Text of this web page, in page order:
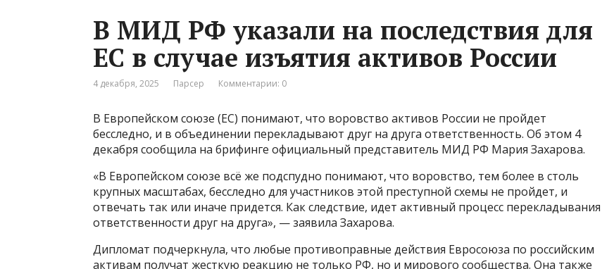
В МИД РФ указали на последствия для
ЕС в случае изъятия активов России
4 декабря, 2025 Парсер Комментарии: 0
В Европейском союзе (ЕС) понимают, что воровство активов России не пройдет
бесследно, и в объединении перекладывают друг на друга ответственность. Об этом 4
декабря сообщила на брифинге официальный представитель МИД РФ Мария Захарова.
«В Европейском союзе всё же подспудно понимают, что воровство, тем более в столь
крупных масштабах, бесследно для участников этой преступной схемы не пройдет, и
отвечать так или иначе придется. Как следствие, идет активный процесс перекладывания
ответственности друг на друга», — заявила Захарова.
Дипломат подчеркнула, что любые противоправные действия Евросоюза по российским
активам получат жесткую реакцию не только РФ, но и мирового сообщества. Она также